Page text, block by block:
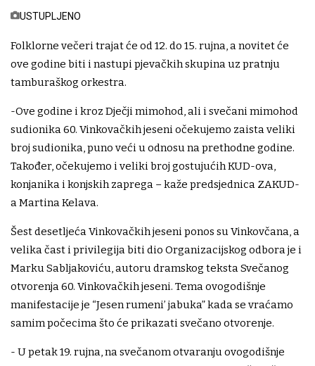
USTUPLJENO
Folklorne večeri trajat će od 12. do 15. rujna, a novitet će
ove godine biti i nastupi pjevačkih skupina uz pratnju
tamburaškog orkestra.
-Ove godine i kroz Dječji mimohod, ali i svečani mimohod
sudionika 60. Vinkovačkih jeseni očekujemo zaista veliki
broj sudionika, puno veći u odnosu na prethodne godine.
Također, očekujemo i veliki broj gostujućih KUD-ova,
konjanika i konjskih zaprega – kaže predsjednica ZAKUD-
a Martina Kelava.
Šest desetljeća Vinkovačkih jeseni ponos su Vinkovčana, a
velika čast i privilegija biti dio Organizacijskog odbora je i
Marku Sabljakoviću, autoru dramskog teksta Svečanog
otvorenja 60. Vinkovačkih jeseni. Tema ovogodišnje
manifestacije je “Jesen rumeni’ jabuka” kada se vraćamo
samim počecima što će prikazati svečano otvorenje.
- U petak 19. rujna, na svečanom otvaranju ovogodišnje